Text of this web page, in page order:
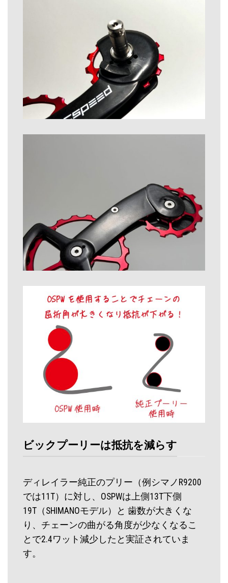
ビックプーリーは抵抗を減らす
ディレイラー純正のプリー（例シマノR9200
では11T）に対し、OSPWは上側13T下側
19T（SHIMANOモデル）と 歯数が大きくな
り、チェーンの曲がる角度が少なくなるこ
とで2.4ワット減少したと実証されていま
す。